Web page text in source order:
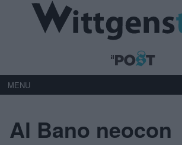
MENU
Al Bano neocon